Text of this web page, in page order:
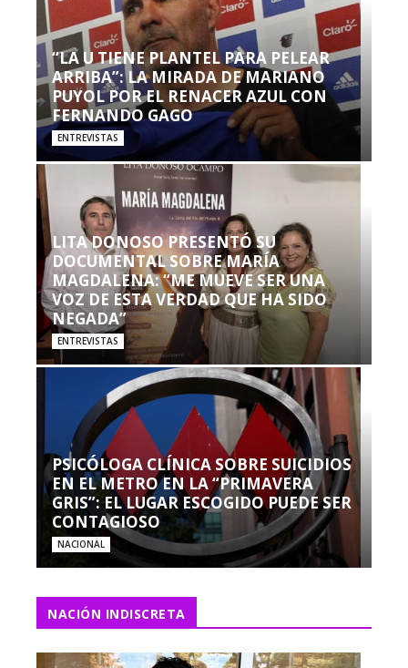
“LA U TIENE PLANTEL PARA PELEAR
ARRIBA”: LA MIRADA DE MARIANO
PUYOL POR EL RENACER AZUL CON
FERNANDO GAGO
ENTREVISTAS
LITA DONOSO PRESENTÓ SU
DOCUMENTAL SOBRE MARÍA
MAGDALENA: “ME MUEVE SER UNA
VOZ DE ESTA VERDAD QUE HA SIDO
NEGADA”
ENTREVISTAS
PSICÓLOGA CLÍNICA SOBRE SUICIDIOS
EN EL METRO EN LA “PRIMAVERA
GRIS”: EL LUGAR ESCOGIDO PUEDE SER
CONTAGIOSO
NACIONAL
NACIÓN INDISCRETA